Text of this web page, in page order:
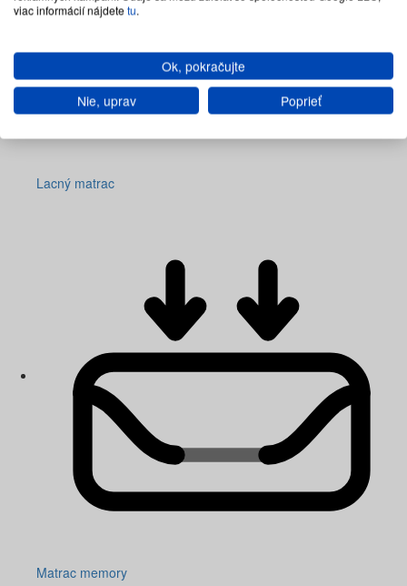
Lacný matrac
Matrac memory
viac informácií nájdetetu.
Ok, pokračujte
Nie, uprav
Poprieť